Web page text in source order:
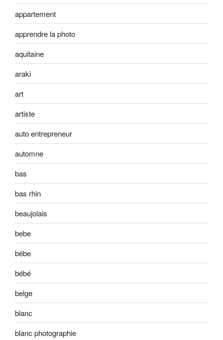
appartement
apprendre la photo
aquitaine
araki
art
artiste
auto entrepreneur
automne
bas
bas rhin
beaujolais
bebe
bébe
bébé
belge
blanc
blanc photographie